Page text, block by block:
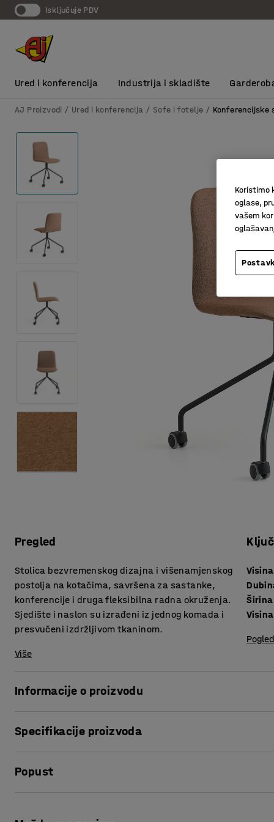
Isključuje PDV
Ured i konferencija Industrija i skladište
AJ Proizvodi Ured i konferencija Sofe i fotelje Konferencijske
Pregled
Stolica bezvremenskog dizajna i višenamjenskog
postolja na kotačima, savršena za sastanke,
konferencije i druga fleksibilna radna okruženja.
Sjedište i naslon su izrađeni iz jednog komada i
presvučeni izdržljivom tkaninom.
Više
Informacije o proizvodu
dobro se uklapa u sobe za sastanke, urede i druga radna
Specifikacije proizvoda
Dubina sjedišta
Širina:
Popust
Koristimo
oglase,
vašem